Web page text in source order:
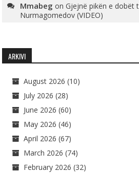
Mmabeg onGjejnë pikën e dobët
Nurmagomedov (VIDEO)
ARKIVI
August 2026 (10)
July 2026 (28)
June 2026 (60)
May 2026 (46)
April 2026 (67)
March 2026 (74)
February 2026 (32)